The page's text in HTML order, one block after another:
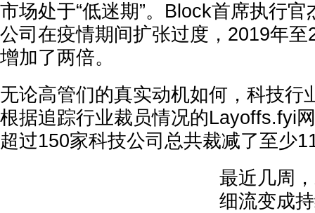
市场处于“低迷期”。Block首席执行官
公司在疫情期间扩张过度，2019年
增加了两倍。
无论高管们的真实动机如何，科技行
根据追踪行业裁员情况的Layoffs.fyi
超过150家科技公司总共裁减了至少
最近几周
细流变成